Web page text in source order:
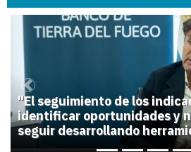
1
"El seguimiento de los
identificar oportunidades y
seguir desarrollando
Previous